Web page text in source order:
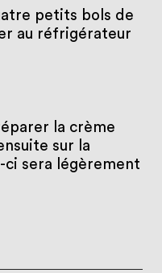
petits bols de
au réfrigérateur
la crème
sur la
ci sera légèrement